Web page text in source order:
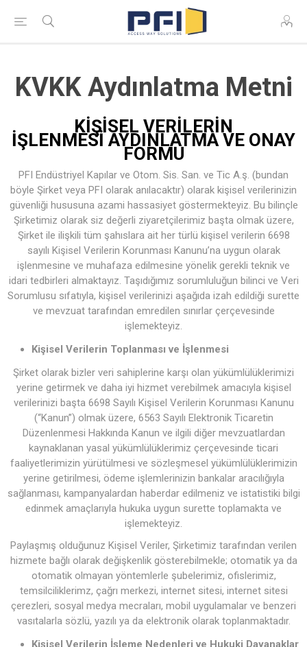
KVKK Aydınlatma Metni
KİŞİSEL VERİLERİN
İŞLENMESİAYDINLATMA VE ONAY
FORMU
PFI Endüstriyel Kapılar ve Otom. Sis. San. ve Tic A.ş. (bundan
böyle Şirket veya PFI olarak anılacaktır) olarak kişisel verilerinizin
güvenliği hususuna azami hassasiyet göstermekteyiz. Bu bilinçle
Şirketimiz olarak siz değerli ziyaretçilerimiz başta olmak üzere,
Şirket ile ilişkili tüm şahıslara ait her türlü kişisel verilerin 6698
sayılı Kişisel Verilerin Korunması Kanunu’na uygun olarak
işlenmesine ve muhafaza edilmesine yönelik gerekli teknik ve
idari tedbirleri almaktayız. Taşıdığımız sorumluluğun bilinci ve Veri
Sorumlusu sıfatıyla, kişisel verilerinizi aşağıda izah edildiği surette
ve mevzuat tarafından emredilen sınırlar çerçevesinde
işlemekteyiz.
Kişisel Verilerin Toplanması ve İşlenmesi
Şirket olarak bizler veri sahiplerine karşı olan yükümlülüklerimizi
yerine getirmek ve daha iyi hizmet verebilmek amacıyla kişisel
verilerinizi başta 6698 Sayılı Kişisel Verilerin Korunması Kanunu
(“Kanun”) olmak üzere, 6563 Sayılı Elektronik Ticaretin
Düzenlenmesi Hakkında Kanun ve ilgili diğer mevzuatlardan
kaynaklanan yasal yükümlülüklerimiz çerçevesinde ticari
faaliyetlerimizin yürütülmesi ve sözleşmesel yükümlülüklerimizin
yerine getirilmesi, ödeme işlemlerinizin bankalar aracılığıyla
sağlanması, kampanyalardan haberdar edilmeniz ve istatistiki bilgi
edinmek amaçlarıyla hukuka uygun surette toplamakta ve
işlemekteyiz.
Paylaşmış olduğunuz Kişisel Veriler, Şirketimiz tarafından verilen
hizmete bağlı olarak değişkenlik gösterebilmekle; otomatik ya da
otomatik olmayan yöntemlerle şubelerimiz, ofislerimiz,
temsilciliklerimz, çağrı merkezi, internet sitesi, internet sitesi
çerezleri, sosyal medya mecraları, mobil uygulamalar ve benzeri
vasıtalarla sözlü, yazılı ya da elektronik olarak toplanmaktadır.
Kişisel Verilerin İşleme Nedenleri ve Hukuki Dayanaklar